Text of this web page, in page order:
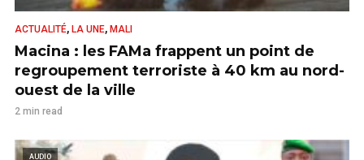
ACTUALITÉ, LA UNE, MALI
Macina : les FAMa frappent un point de
regroupement terroriste à 40 km au nord-
ouest de la ville
2 min read
AUDIO